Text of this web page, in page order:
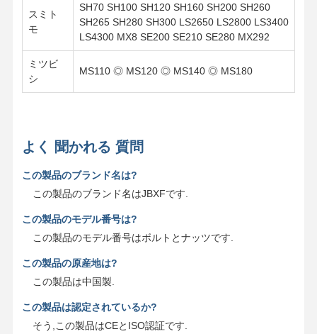
スミト
モ
SH70 SH100 SH120 SH160 SH200 SH260
SH265 SH280 SH300 LS2650 LS2800 LS3400
LS4300 MX8 SE200 SE210 SE280 MX292
ミツビ
シ
MS110 ◎ MS120 ◎ MS140 ◎ MS180
よく 聞かれる 質問
この製品のブランド名は?
この製品のブランド名はJBXFです.
この製品のモデル番号は?
この製品のモデル番号はボルトとナッツです.
この製品の原産地は?
この製品は中国製.
この製品は認定されているか?
そう,この製品はCEとISO認証です.